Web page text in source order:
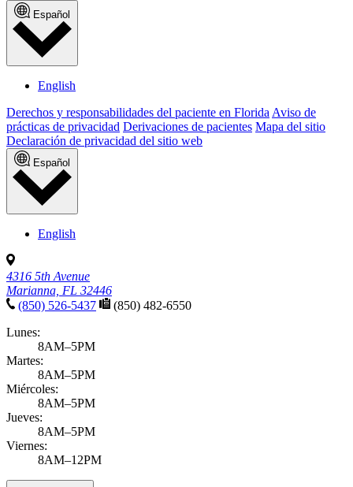
Español
English
Derechos y responsabilidades del paciente en Florida Aviso de
prácticas de privacidad Derivaciones de pacientes Mapa del sitio
Declaración de privacidad del sitio web
Español
English
4316 5th Avenue
Marianna, FL 32446
(850) 526-5437
(850) 482-6550
Lunes:
8AM–5PM
Martes:
8AM–5PM
Miércoles:
8AM–5PM
Jueves:
8AM–5PM
Viernes:
8AM–12PM